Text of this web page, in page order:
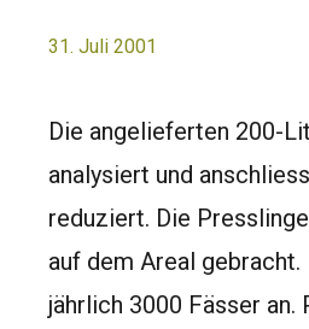
31. Juli 2001
Die angelieferten 200-
analysiert und
reduziert. Die
auf dem Areal
jährlich 3000 Fässer